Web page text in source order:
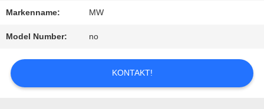
UNS
Markenname: MW
Model Number: no
KONTAKT!